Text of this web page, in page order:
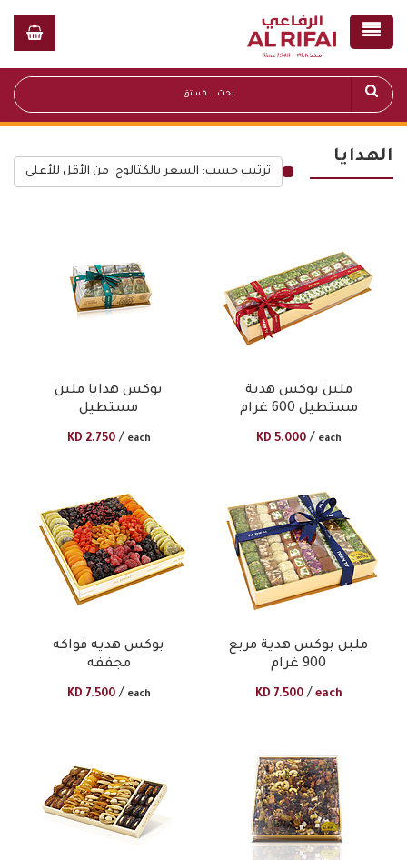
الهدايا
ترتيب حسب: السعر بالكتالوج: من الأقل للأعلى
بوكس هدايا ملبن
مستطيل
KD 2.750 / each
ملبن بوكس هدية
مستطيل 600 غرام
KD 5.000 / each
بوكس هديه فواكه
مجففه
KD 7.500 / each
ملبن بوكس هدية مربع
900 غرام
KD 7.500 / each